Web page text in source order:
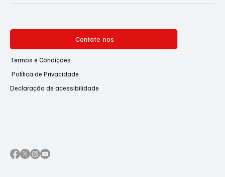
Contate-nos
Termos e Condições
Política de Privacidade
Declaração de acessibilidade